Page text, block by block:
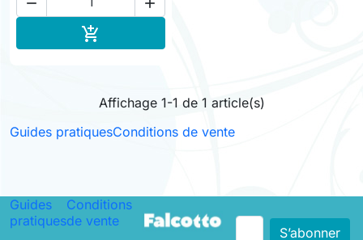

Affichage 1-1 de 1 article(s)
Guides pratiquesConditions de vente
Guides
pratiques
Conditions
de vente